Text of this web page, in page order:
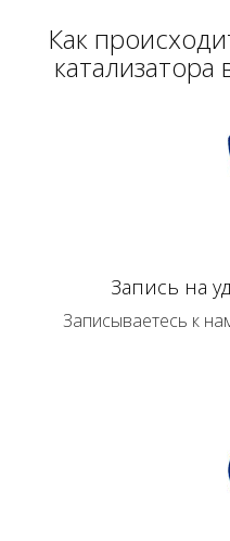
Как
Запись на
Записываетесь к